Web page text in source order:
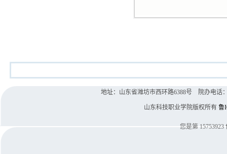
地址：山东省潍坊市西环路6388号 院办电话
山东科技职业学院版权所有 鲁
您是第 15753923